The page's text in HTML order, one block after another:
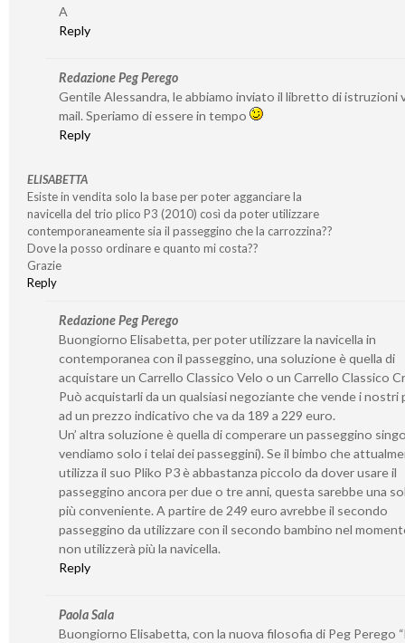
A
Reply
Redazione Peg Perego
Gentile Alessandra, le abbiamo inviato il libretto di istruzioni
mail. Speriamo di essere in tempo
Reply
ELISABETTA
Esiste in vendita solo la base per poter agganciare la
navicella del trio plico P3 (2010) così da poter utilizzare
contemporaneamente sia il passeggino che la carrozzina??
Dove la posso ordinare e quanto mi costa??
Grazie
Reply
Redazione Peg Perego
Buongiorno Elisabetta, per poter utilizzare la navicella in
contemporanea con il passeggino, una soluzione è quella di
acquistare un Carrello Classico Velo o un Carrello Classico
Può acquistarli da un qualsiasi negoziante che vende i
ad un prezzo indicativo che va da 189 a 229 euro.
Un’ altra soluzione è quella di comperare un passeggino
vendiamo solo i telai dei passeggini). Se il bimbo che
utilizza il suo Pliko P3 è abbastanza piccolo da dover usare il
passeggino ancora per due o tre anni, questa sarebbe una
più conveniente. A partire de 249 euro avrebbe il secondo
passeggino da utilizzare con il secondo bambino nel
non utilizzerà più la navicella.
Reply
Paola Sala
Buongiorno Elisabetta, con la nuova filosofia di Peg Perego